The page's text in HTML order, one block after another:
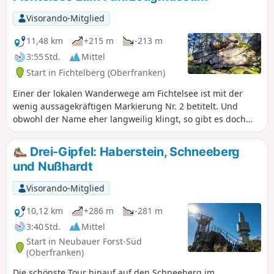
Visorando-Mitglied
11,48 km
+215 m
-213 m
3:55 Std.
Mittel
Start in Fichtelberg (Oberfranken)
Einer der lokalen Wanderwege am Fichtelsee ist mit der
wenig aussagekräftigen Markierung Nr. 2 betitelt. Und
obwohl der Name eher langweilig klingt, so gibt es doch
unzählige Highlights am Wegesrand. Da ist beispielsweise
das legendäre Fahrzeugmuseum in Fichtelberg, ein
Besucherbergwerk, einige skurrile Granitfelsen mit
mysteriösen Namen und natürlich der Fichtelsee selbst, der
idyllisch von den umliegenden Bergrücken umrahmt wird.
Drei-Gipfel: Haberstein, Schneeberg
und Nußhardt
Visorando-Mitglied
10,12 km
+286 m
-281 m
3:40 Std.
Mittel
Start in Neubauer Forst-Süd
(Oberfranken)